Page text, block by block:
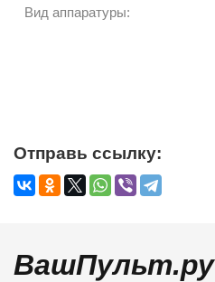
Вид аппаратуры:
Отправь ссылку:
ВашПульт.ру